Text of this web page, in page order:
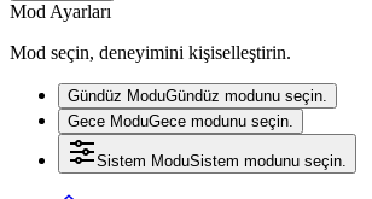
Mod Ayarları
Mod seçin, deneyimini kişiselleştirin.
Gündüz ModuGündüz modunu seçin.
Gece ModuGece modunu seçin.
Sistem ModuSistem modunu seçin.